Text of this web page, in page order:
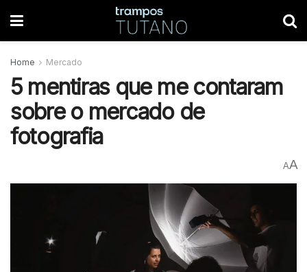
Home Mercado
5 mentiras que me contaram
sobre o mercado de
fotografia
AA